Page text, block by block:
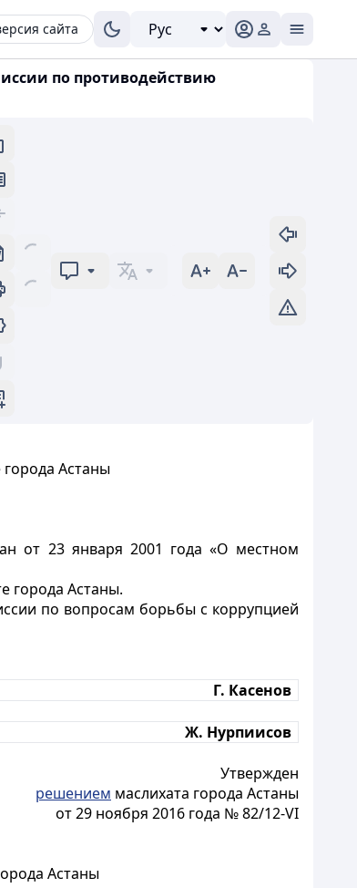
сайта
по противодействию
Астаны
от 23 января 2001 года «О местном
города Астаны.
по вопросам борьбы с коррупцией
Г. Касенов
Ж. Нурпиисов
Утвержден
решением маслихата города Астаны
от 29 ноября 2016 года № 82/12-VI
Астаны